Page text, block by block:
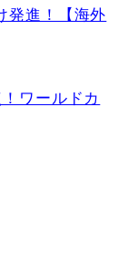
発進！【海外
ワールドカ